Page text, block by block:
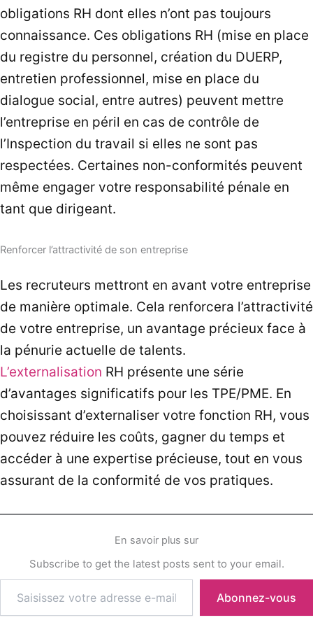
obligations RH dont elles n’ont pas toujours
connaissance. Ces obligations RH (mise en place
du registre du personnel, création du DUERP,
entretien professionnel, mise en place du
dialogue social, entre autres) peuvent mettre
l’entreprise en péril en cas de contrôle de
l’Inspection du travail si elles ne sont pas
respectées. Certaines non-conformités peuvent
même engager votre responsabilité pénale en
tant que dirigeant.
Renforcer l’attractivité de son entreprise
Les recruteurs mettront en avant votre entreprise
de manière optimale. Cela renforcera l’attractivité
de votre entreprise, un avantage précieux face à
la pénurie actuelle de talents.
L’externalisation RH présente une série
d’avantages significatifs pour les TPE/PME. En
choisissant d’externaliser votre fonction RH, vous
pouvez réduire les coûts, gagner du temps et
accéder à une expertise précieuse, tout en vous
assurant de la conformité de vos pratiques.
En savoir plus sur
Subscribe to get the latest posts sent to your email.
Abonnez-vous